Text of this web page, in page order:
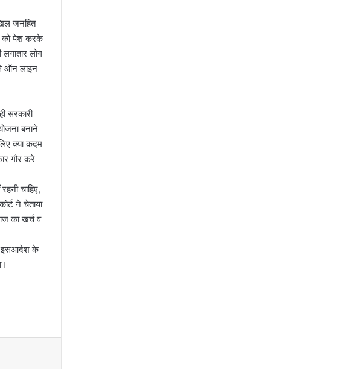
जनहित
को पेश करके
लोग
ऑन लाइन
सरकारी
बनाने
क्या कदम
गौर करे
चाहिए,
ने चेताया
का खर्च व
इसआदेश के